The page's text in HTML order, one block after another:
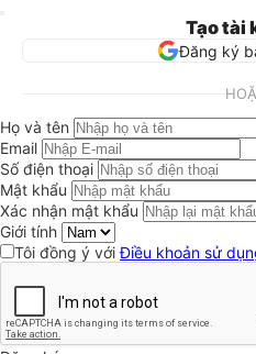
Tạo tài
Đăng ký
Họ và tên
Email
Số điện thoại
Mật khẩu
Xác nhận mật khẩu
Giới tính
Tôi đồng ý vớiĐiều khoản sử